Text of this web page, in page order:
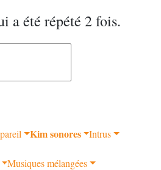
a été répété 2 fois.
Kim sonores Intrus
Musiques mélangées